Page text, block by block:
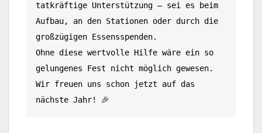
tatkräftige Unterstützung – sei es beim
Aufbau, an den Stationen oder durch die
großzügigen Essensspenden.
Ohne diese wertvolle Hilfe wäre ein so
gelungenes Fest nicht möglich gewesen.
Wir freuen uns schon jetzt auf das
nächste Jahr! 🎉